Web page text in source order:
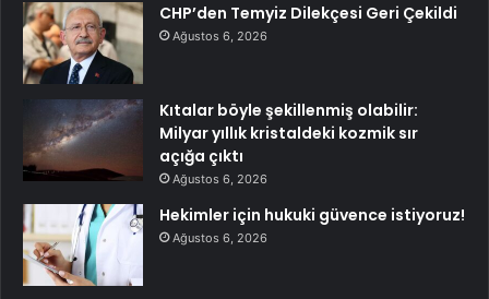
CHP’den Temyiz Dilekçesi Geri Çekildi
Ağustos 6, 2026
Kıtalar böyle şekillenmiş olabilir:
Milyar yıllık kristaldeki kozmik sır
açığa çıktı
Ağustos 6, 2026
Hekimler için hukuki güvence istiyoruz!
Ağustos 6, 2026